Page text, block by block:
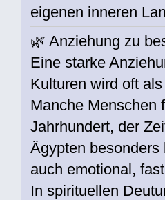
eigenen inneren
🌿 Anziehung zu
Eine starke
Kulturen wird oft
Manche Menschen
Jahrhundert, der
Ägypten
auch emotional,
In spirituellen